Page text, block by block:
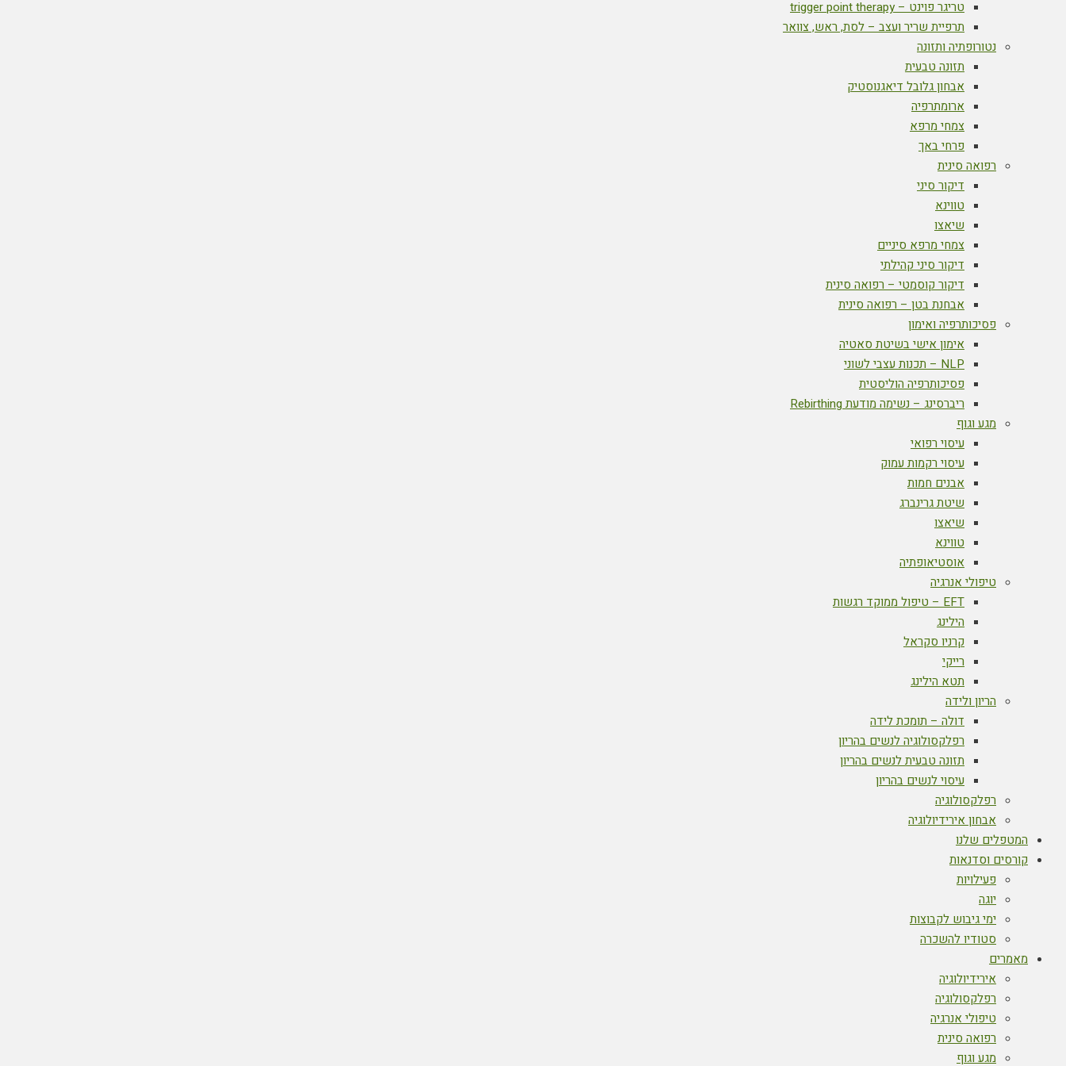
טריגר פוינט – trigger point therapy
תרפיית שריר ועצב – לסת, ראש, צוואר
נטורופתיה ותזונה
תזונה טבעית
אבחון גלובל דיאגנוסטיק
ארומתרפיה
צמחי מרפא
פרחי באך
רפואה סינית
דיקור סיני
טווינא
שיאצו
צמחי מרפא סיניים
דיקור סיני קהילתי
דיקור קוסמטי – רפואה סינית
אבחנת בטן – רפואה סינית
פסיכותרפיה ואימון
אימון אישי בשיטת סאטיה
NLP – תכנות עצבי לשוני
פסיכותרפיה הוליסטית
ריברסינג – נשימה מודעת Rebirthing
מגע וגוף
עיסוי רפואי
עיסוי רקמות עמוק
אבנים חמות
שיטת גרינברג
שיאצו
טווינא
אוסטיאופתיה
טיפולי אנרגיה
EFT – טיפול ממוקד רגשות
הילינג
קרניו סקראל
רייקי
תטא הילינג
הריון ולידה
דולה – תומכת לידה
רפלקסולוגיה לנשים בהריון
תזונה טבעית לנשים בהריון
עיסוי לנשים בהריון
רפלקסולוגיה
אבחון אירידיולוגיה
המטפלים שלנו
קורסים וסדנאות
פעילויות
יוגה
ימי גיבוש לקבוצות
סטודיו להשכרה
מאמרים
אירידיולוגיה
רפלקסולוגיה
טיפולי אנרגיה
רפואה סינית
מגע וגוף